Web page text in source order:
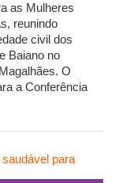
as Mulheres
reunindo
civil dos
Baiano no
O
a Conferência